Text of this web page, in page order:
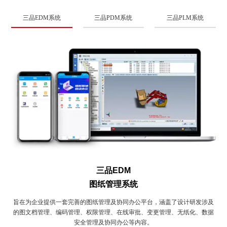
三品EDM系统 三品PDM系统 三品PLM系统
三品EDM
图纸管理系统
旨在为企业提供一套完善的图纸管理及协同办公平台，涵盖了设计研发涉及
的图文档管理、编码管理、权限管理、在线审批、变更管理、无纸化、数据
安全管理及协同办公等内容。